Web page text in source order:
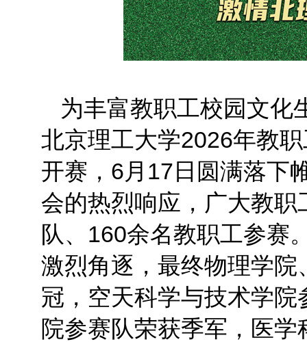
为丰富教职工校园文化
北京理工大学2026年教
开赛，6月17日圆满落下
会的热烈响应，广大教
队、160余名教职工参赛
激烈角逐，最终物理学
冠，空天科学与技术学
院参赛队荣获季军，医